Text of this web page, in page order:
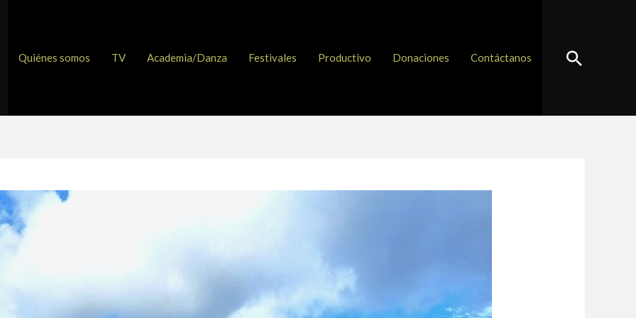
Quiénes somos
TV Academia/Danza Festivales Productivo Donaciones Contáctanos Buscar